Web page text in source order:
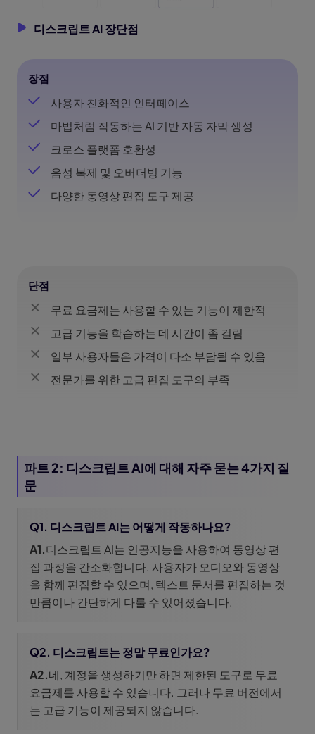
디스크립트 AI 장단점
장점
사용자 친화적인 인터페이스
마법처럼 작동하는 AI 기반 자동 자막 생성
크로스 플랫폼 호환성
음성 복제 및 오버더빙 기능
다양한 동영상 편집 도구 제공
단점
무료 요금제는 사용할 수 있는 기능이 제한적
고급 기능을 학습하는 데 시간이 좀 걸림
일부 사용자들은 가격이 다소 부담될 수 있음
전문가를 위한 고급 편집 도구의 부족
파트 2: 디스크립트 AI에 대해 자주 묻는 4가지 질
문
Q1. 디스크립트 AI는 어떻게 작동하나요?
A1.디스크립트 AI는 인공지능을 사용하여 동영상 편
집 과정을 간소화합니다. 사용자가 오디오와 동영상
을 함께 편집할 수 있으며, 텍스트 문서를 편집하는 것
만큼이나 간단하게 다룰 수 있어졌습니다.
Q2. 디스크립트는 정말 무료인가요?
A2.네, 계정을 생성하기만 하면 제한된 도구로 무료
요금제를 사용할 수 있습니다. 그러나 무료 버전에서
는 고급 기능이 제공되지 않습니다.